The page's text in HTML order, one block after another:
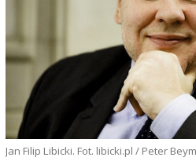
Jan Filip Libicki. Fot. libicki.pl / Peter Beym